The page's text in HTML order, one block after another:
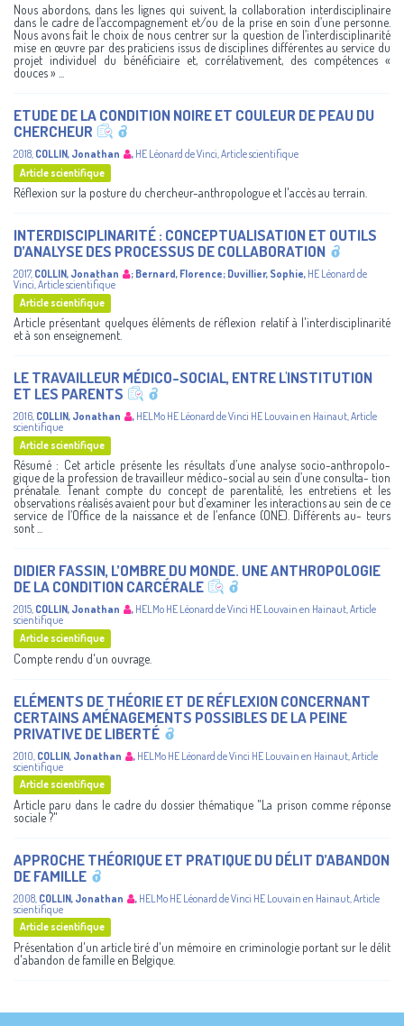
Nous abordons, dans les lignes qui suivent, la collaboration interdisciplinaire
dans le cadre de l’accompagnement et/ou de la prise en soin d’une personne.
Nous avons fait le choix de nous centrer sur la question de l’interdisciplinarité
mise en œuvre par des praticiens issus de disciplines différentes au service du
projet individuel du bénéficiaire et, corrélativement, des compétences «
douces » ...
ETUDE DE LA CONDITION NOIRE ET COULEUR DE PEAU DU
CHERCHEUR
2018 COLLIN, Jonathan , HE Léonard de Vinci Article scientifique
Article scientifique
Réflexion sur la posture du chercheur-anthropologue et l'accès au terrain.
INTERDISCIPLINARITÉ : CONCEPTUALISATION ET OUTILS
D’ANALYSE DES PROCESSUS DE COLLABORATION
2017, COLLIN, Jonathan ; Bernard, Florence; Duvillier, Sophie, HE Léonard de
Vinci,Article scientifique
Article scientifique
Article présentant quelques éléments de réflexion relatif à l'interdisciplinarité
et à son enseignement.
LE TRAVAILLEUR MÉDICO-SOCIAL, ENTRE L'INSTITUTION
ET LES PARENTS
2016, COLLIN, Jonathan , HELMo HE Léonard de Vinci HE Louvain en Hainaut,Article
scientifique
Article scientifique
Résumé : Cet article présente les résultats d’une analyse socio-anthropolo-
gique de la profession de travailleur médico-social au sein d’une consulta- tion
prénatale. Tenant compte du concept de parentalité, les entretiens et les
observations réalisés avaient pour but d’examiner les interactions au sein de ce
service de l’Office de la naissance et de l’enfance (ONE). Différents au- teurs
sont ...
DIDIER FASSIN, L’OMBRE DU MONDE. UNE ANTHROPOLOGIE
DE LA CONDITION CARCÉRALE
2015, COLLIN, Jonathan , HELMo HE Léonard de Vinci HE Louvain en Hainaut,Article
scientifique
Article scientifique
Compte rendu d'un ouvrage.
ELÉMENTS DE THÉORIE ET DE RÉFLEXION CONCERNANT
CERTAINS AMÉNAGEMENTS POSSIBLES DE LA PEINE
PRIVATIVE DE LIBERTÉ
2010 COLLIN, Jonathan , HELMo HE Léonard de Vinci HE Louvain en Hainaut Article
scientifique
Article scientifique
Article paru dans le cadre du dossier thématique "La prison comme réponse
sociale ?"
APPROCHE THÉORIQUE ET PRATIQUE DU DÉLIT D’ABANDON
DE FAMILLE
2008 COLLIN, Jonathan , HELMo HE Léonard de Vinci HE Louvain en Hainaut Article
scientifique
Article scientifique
Présentation d'un article tiré d'un mémoire en criminologie portant sur le délit
d'abandon de famille en Belgique.